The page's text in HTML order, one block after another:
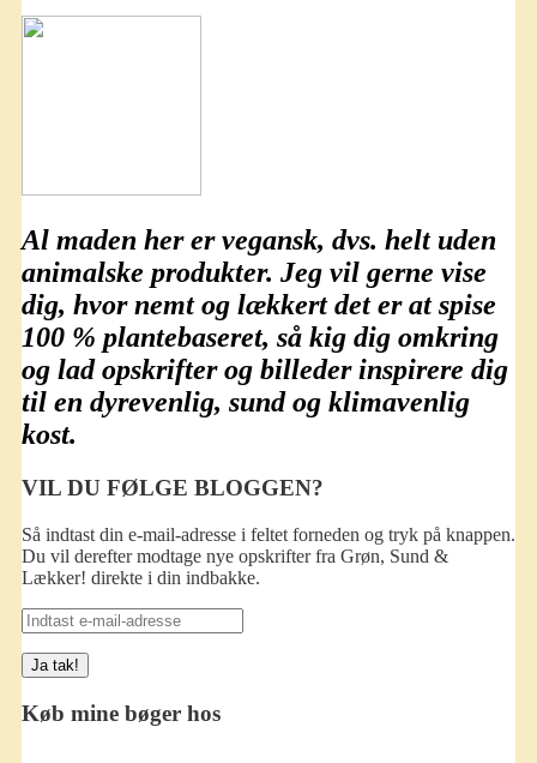
Al maden her ervegansk, dvs. helt uden
animalske produkter. Jeg vil gerne vise
dig, hvor nemt og lækkert det er at spise
100 % plantebaseret, så kig dig omkring
og lad opskrifter og billeder inspirere dig
til en dyrevenlig, sund og klimavenlig
kost.
VIL DU FØLGE BLOGGEN?
Så indtast din e-mail-adresse i feltet forneden og tryk på knappen.
Du vil derefter modtage nye opskrifter fra Grøn, Sund &
Lækker! direkte i din indbakke.
Indtast
e-
mail-
adresse
Køb mine bøger hos